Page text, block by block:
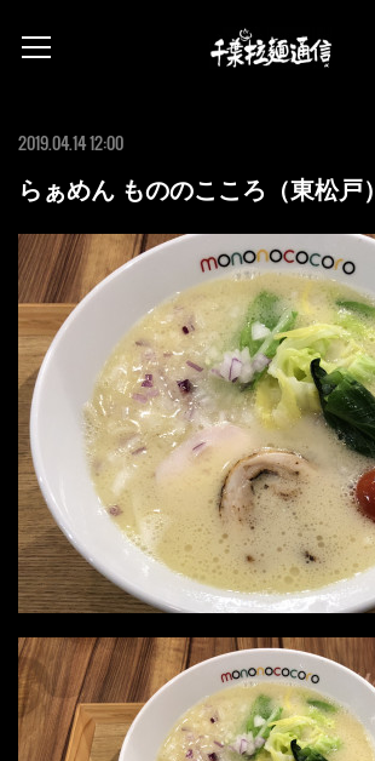
2019.04.14 12:00
らぁめん もののこころ（東松戸）